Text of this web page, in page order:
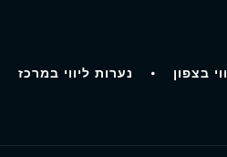
נערות ליווי במרכז בצפון